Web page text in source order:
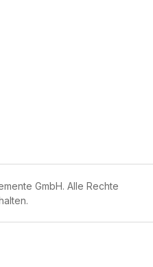
GmbH. Alle Rechte